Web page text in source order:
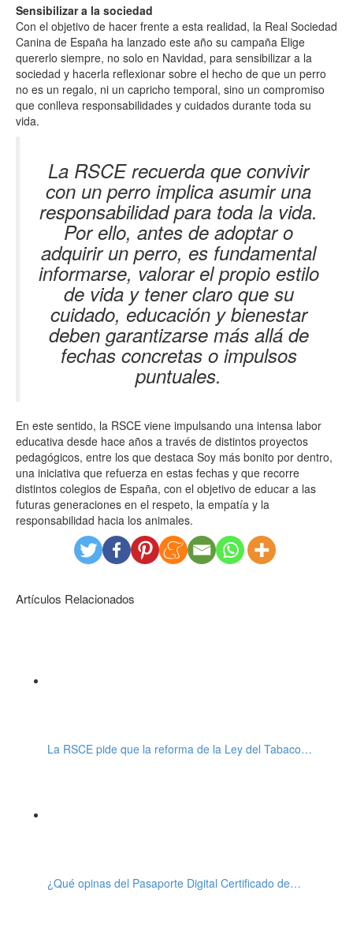
Sensibilizar a la sociedad
Con el objetivo de hacer frente a esta realidad, la Real Sociedad
Canina de España ha lanzado este año su campaña Elige
quererlo siempre, no solo en Navidad, para sensibilizar a la
sociedad y hacerla reflexionar sobre el hecho de que un perro
no es un regalo, ni un capricho temporal, sino un compromiso
que conlleva responsabilidades y cuidados durante toda su
vida.
La RSCE recuerda que convivir
con un perro implica asumir una
responsabilidad para toda la vida.
Por ello, antes de adoptar o
adquirir un perro, es fundamental
informarse, valorar el propio estilo
de vida y tener claro que su
cuidado, educación y bienestar
deben garantizarse más allá de
fechas concretas o impulsos
puntuales.
En este sentido, la RSCE viene impulsando una intensa labor
educativa desde hace años a través de distintos proyectos
pedagógicos, entre los que destaca Soy más bonito por dentro,
una iniciativa que refuerza en estas fechas y que recorre
distintos colegios de España, con el objetivo de educar a las
futuras generaciones en el respeto, la empatía y la
responsabilidad hacia los animales.
Artículos Relacionados
La RSCE pide que la reforma de la Ley del Tabaco…
¿Qué opinas del Pasaporte Digital Certificado de…